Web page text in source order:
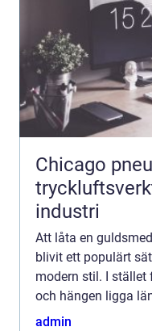
Chicago
industri
Att låta en
blivit ett populärt
modern stil. I stället
och hängen ligga
admin